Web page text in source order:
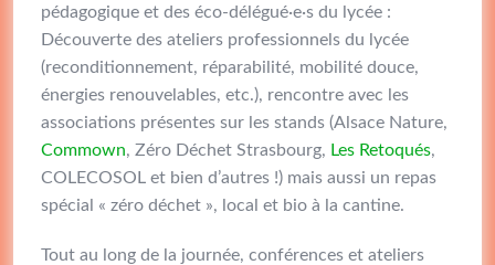
pédagogique et des éco-délégué·e·s du lycée :
Découverte des ateliers professionnels du lycée
(reconditionnement, réparabilité, mobilité douce,
énergies renouvelables, etc.), rencontre avec les
associations présentes sur les stands (Alsace Nature,
Commown, Zéro Déchet Strasbourg, Les Retoqués,
COLECOSOL et bien d’autres !) mais aussi un repas
spécial « zéro déchet », local et bio à la cantine.
Tout au long de la journée, conférences et ateliers